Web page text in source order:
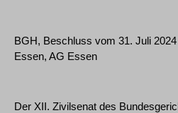
BGH, Beschluss vom 31. Juli
Essen, AG Essen
Der XII. Zivilsenat des